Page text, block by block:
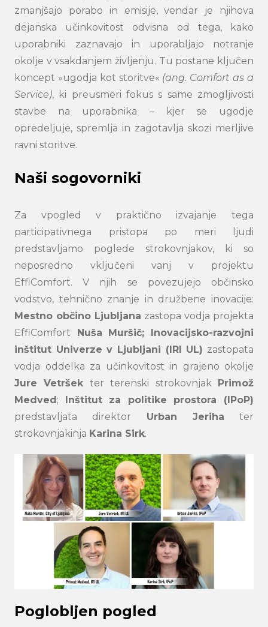
zmanjšajo porabo in emisije, vendar je njihova
dejanska učinkovitost odvisna od tega, kako
uporabniki zaznavajo in uporabljajo notranje
okolje v vsakdanjem življenju. Tu postane ključen
koncept »ugodja kot storitve« (ang. Comfort as a
Service), ki preusmeri fokus s same zmogljivosti
stavbe na uporabnika – kjer se ugodje
opredeljuje, spremlja in zagotavlja skozi merljive
ravni storitve.
Naši sogovorniki
Za vpogled v praktično izvajanje tega
participativnega pristopa po meri ljudi
predstavljamo poglede strokovnjakov, ki so
neposredno vključeni vanj v projektu
EffiComfort. V njih se povezujejo občinsko
vodstvo, tehnično znanje in družbene inovacije:
Mestno občino Ljubljana zastopa vodja projekta
EffiComfort Nuša Muršič; Inovacijsko-razvojni
inštitut Univerze v Ljubljani (IRI UL) zastopata
vodja oddelka za učinkovitost in grajeno okolje
Jure Vetršek ter terenski strokovnjak Primož
Medved; Inštitut za politike prostora (IPoP)
predstavljata direktor Urban Jeriha ter
strokovnjakinja Karina Sirk.
Poglobljen pogled